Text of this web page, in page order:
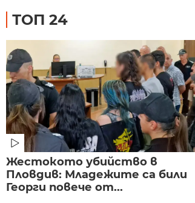
ТОП 24
Жестокото убийство в
Пловдив: Младежите са били
Георги повече от...